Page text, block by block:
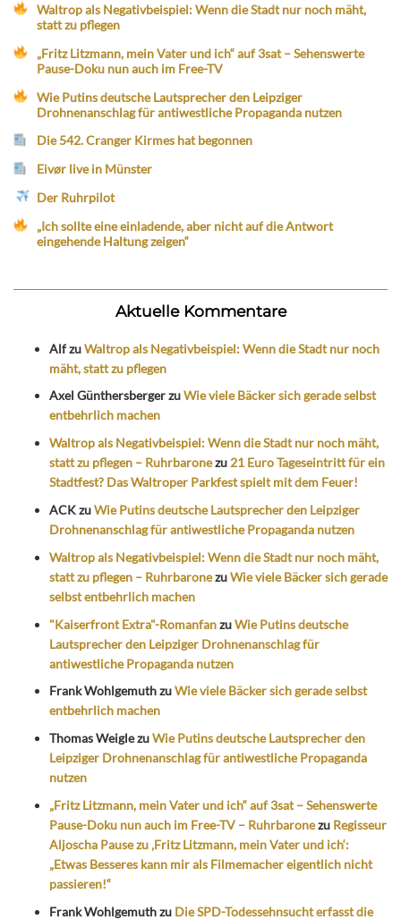
Waltrop als Negativbeispiel: Wenn die Stadt nur noch mäht,
statt zu pflegen
„Fritz Litzmann, mein Vater und ich“ auf 3sat – Sehenswerte
Pause-Doku nun auch im Free-TV
Wie Putins deutsche Lautsprecher den Leipziger
Drohnenanschlag für antiwestliche Propaganda nutzen
Die 542. Cranger Kirmes hat begonnen
Eivør live in Münster
Der Ruhrpilot
„Ich sollte eine einladende, aber nicht auf die Antwort
eingehende Haltung zeigen“
Aktuelle Kommentare
AlfzuWaltrop als Negativbeispiel: Wenn die Stadt nur noch
mäht, statt zu pflegen
Axel GünthersbergerzuWie viele Bäcker sich gerade selbst
entbehrlich machen
Waltrop als Negativbeispiel: Wenn die Stadt nur noch mäht,
statt zu pflegen – Ruhrbaronezu 21 Euro Tageseintritt für ein
Stadtfest? Das Waltroper Parkfest spielt mit dem Feuer!
ACKzuWie Putins deutsche Lautsprecher den Leipziger
Drohnenanschlag für antiwestliche Propaganda nutzen
Waltrop als Negativbeispiel: Wenn die Stadt nur noch mäht,
statt zu pflegen – RuhrbaronezuWie viele Bäcker sich gerade
selbst entbehrlich machen
"Kaiserfront Extra"-RomanfanzuWie Putins deutsche
Lautsprecher den Leipziger Drohnenanschlag für
antiwestliche Propaganda nutzen
Frank WohlgemuthzuWie viele Bäcker sich gerade selbst
entbehrlich machen
Thomas WeiglezuWie Putins deutsche Lautsprecher den
Leipziger Drohnenanschlag für antiwestliche Propaganda
nutzen
„Fritz Litzmann, mein Vater und ich“ auf 3sat – Sehenswerte
Pause-Doku nun auch im Free-TV – Ruhrbaronezu Regisseur
Aljoscha Pause zu ‚Fritz Litzmann, mein Vater und ich‘:
„Etwas Besseres kann mir als Filmemacher eigentlich nicht
passieren!“
Frank Wohlgemuthzu Die SPD-Todessehnsucht erfasst die